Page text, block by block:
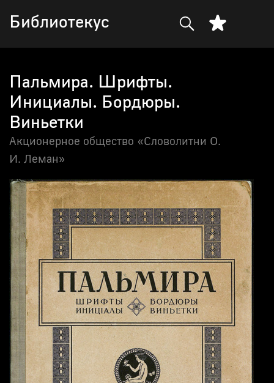
Библиотекус
Пальмира. Шрифты.
Инициалы. Бордюры.
Виньетки
Акционерное общество «Словолитни О.
И. Леман»